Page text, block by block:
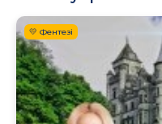
💛 Фентезі